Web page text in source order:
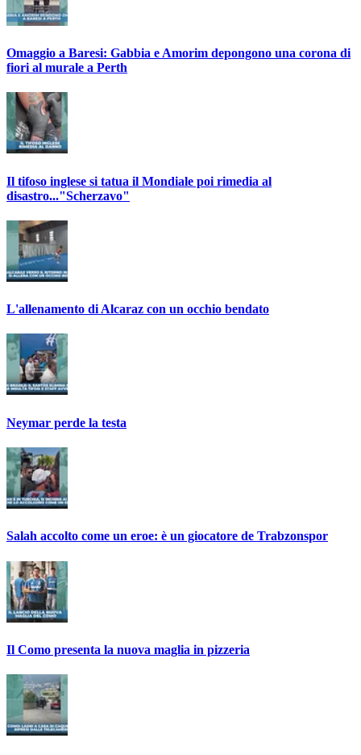
Omaggio a Baresi: Gabbia e Amorim depongono una corona di
fiori al murale a Perth
Il tifoso inglese si tatua il Mondiale poi rimedia al
disastro..."Scherzavo"
L'allenamento di Alcaraz con un occhio bendato
Neymar perde la testa
Salah accolto come un eroe: è un giocatore de Trabzonspor
Il Como presenta la nuova maglia in pizzeria